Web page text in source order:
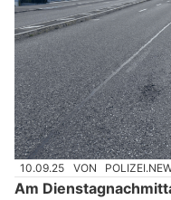
10.09.25 VON
Am